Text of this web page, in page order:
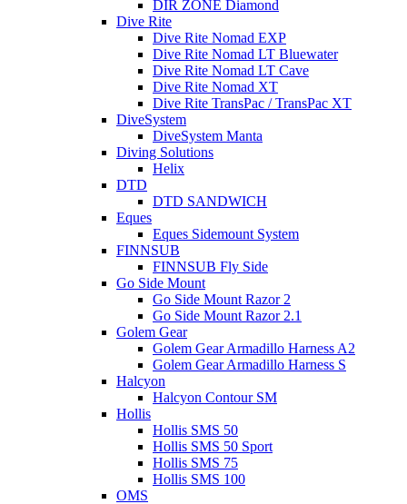
DIR ZONE Diamond
Dive Rite
Dive Rite Nomad EXP
Dive Rite Nomad LT Bluewater
Dive Rite Nomad LT Cave
Dive Rite Nomad XT
Dive Rite TransPac / TransPac XT
DiveSystem
DiveSystem Manta
Diving Solutions
Helix
DTD
DTD SANDWICH
Eques
Eques Sidemount System
FINNSUB
FINNSUB Fly Side
Go Side Mount
Go Side Mount Razor 2
Go Side Mount Razor 2.1
Golem Gear
Golem Gear Armadillo Harness A2
Golem Gear Armadillo Harness S
Halcyon
Halcyon Contour SM
Hollis
Hollis SMS 50
Hollis SMS 50 Sport
Hollis SMS 75
Hollis SMS 100
OMS